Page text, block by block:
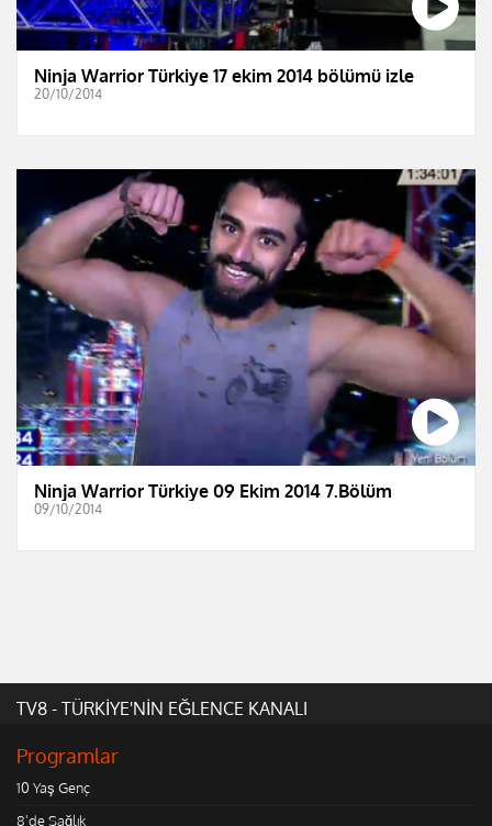
Ninja Warrior Türkiye 17 ekim 2014 bölümü izle
20/10/2014
Ninja Warrior Türkiye 09 Ekim 2014 7.Bölüm
09/10/2014
TV8 - TÜRKİYE'NİN EĞLENCE KANALI
Programlar
10 Yaş Genç
8'de Sağlık